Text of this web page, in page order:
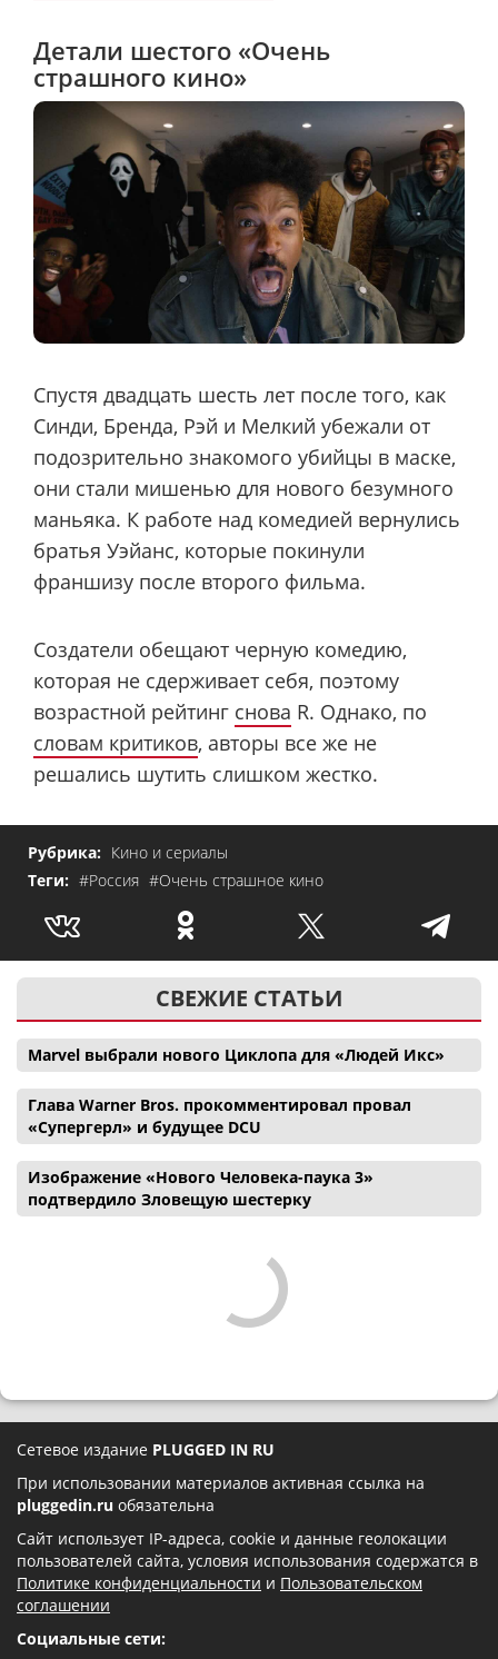
Детали шестого «Очень
страшного кино»
Спустя двадцать шесть лет после того, как
Синди, Бренда, Рэй и Мелкий убежали от
подозрительно знакомого убийцы в маске,
они стали мишенью для нового безумного
маньяка. К работе над комедией вернулись
братья Уэйанс, которые покинули
франшизу после второго фильма.
Создатели обещают черную комедию,
которая не сдерживает себя, поэтому
возрастной рейтинг снова R. Однако, по
словам критиков, авторы все же не
решались шутить слишком жестко.
Рубрика: Кино и сериалы
Теги: #Россия #Очень страшное кино
СВЕЖИЕ СТАТЬИ
Marvel выбрали нового Циклопа для «Людей Икс»
Глава Warner Bros. прокомментировал провал
«Супергерл» и будущее DCU
Изображение «Нового Человека-паука 3»
подтвердило Зловещую шестерку
Сетевое издание PLUGGED IN RU
При использовании материалов активная ссылка на
pluggedin.ru обязательна
Сайт использует IP-адреса, cookie и данные геолокации
пользователей сайта, условия использования содержатся в
Политике конфиденциальности и Пользовательском
соглашении
Социальные сети: